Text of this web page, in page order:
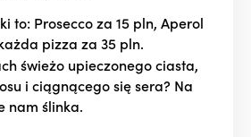
to: Prosecco za 15 pln, Aperol
pizza za 35 pln.
świeżo upieczonego ciasta,
i ciągnącego się sera? Na
nam ślinka.